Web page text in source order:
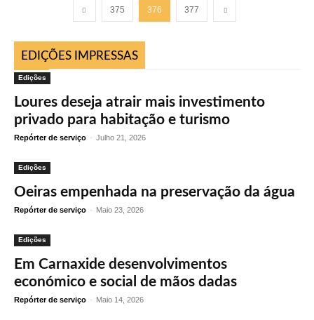
375 376 377
EDIÇÕES IMPRESSAS
Edições
Loures deseja atrair mais investimento
privado para habitação e turismo
Repórter de serviço - Julho 21, 2026
Edições
Oeiras empenhada na preservação da água
Repórter de serviço - Maio 23, 2026
Edições
Em Carnaxide desenvolvimentos
económico e social de mãos dadas
Repórter de serviço - Maio 14, 2026